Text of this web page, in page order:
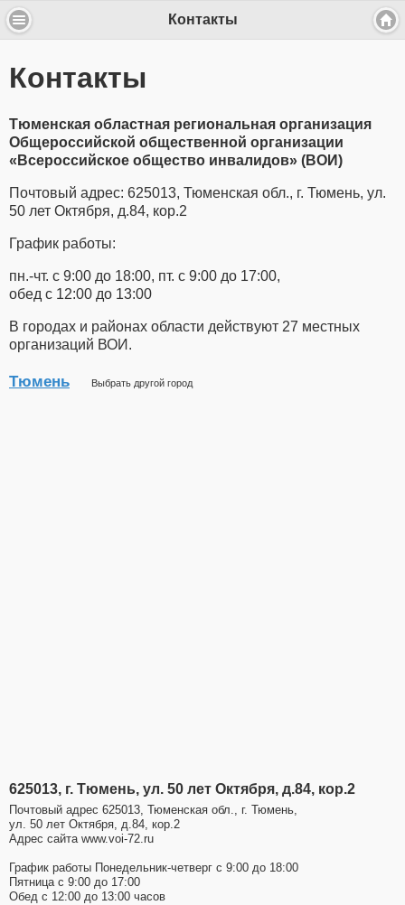
Контакты
Контакты
Тюменская областная региональная организация
Общероссийской общественной организации
«Всероссийское общество инвалидов» (ВОИ)
Почтовый адрес: 625013, Тюменская обл., г. Тюмень, ул.
50 лет Октября, д.84, кор.2
График работы:
пн.-чт. с 9:00 до 18:00, пт. с 9:00 до 17:00,
обед с 12:00 до 13:00
В городах и районах области действуют 27 местных
организаций ВОИ.
Тюмень Выбрать другой город
625013, г. Тюмень, ул. 50 лет Октября, д.84, кор.2
Почтовый адрес 625013, Тюменская обл., г. Тюмень,
ул. 50 лет Октября, д.84, кор.2
Адрес сайта www.voi-72.ru
График работы Понедельник-четверг с 9:00 до 18:00
Пятница с 9:00 до 17:00
Обед с 12:00 до 13:00 часов